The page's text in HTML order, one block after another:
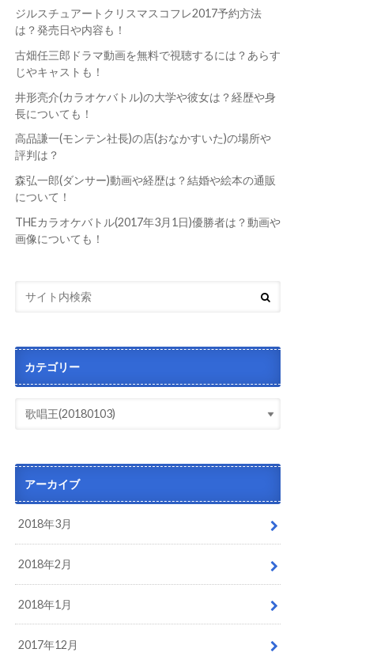
ジルスチュアートクリスマスコフレ2017予約方法
は？発売日や内容も！
古畑任三郎ドラマ動画を無料で視聴するには？あらす
じやキャストも！
井形亮介(カラオケバトル)の大学や彼女は？経歴や身
長についても！
高品謙一(モンテン社長)の店(おなかすいた)の場所や
評判は？
森弘一郎(ダンサー)動画や経歴は？結婚や絵本の通販
について！
THEカラオケバトル(2017年3月1日)優勝者は？動画や
画像についても！
カテゴリー
アーカイブ
2018年3月
2018年2月
2018年1月
2017年12月